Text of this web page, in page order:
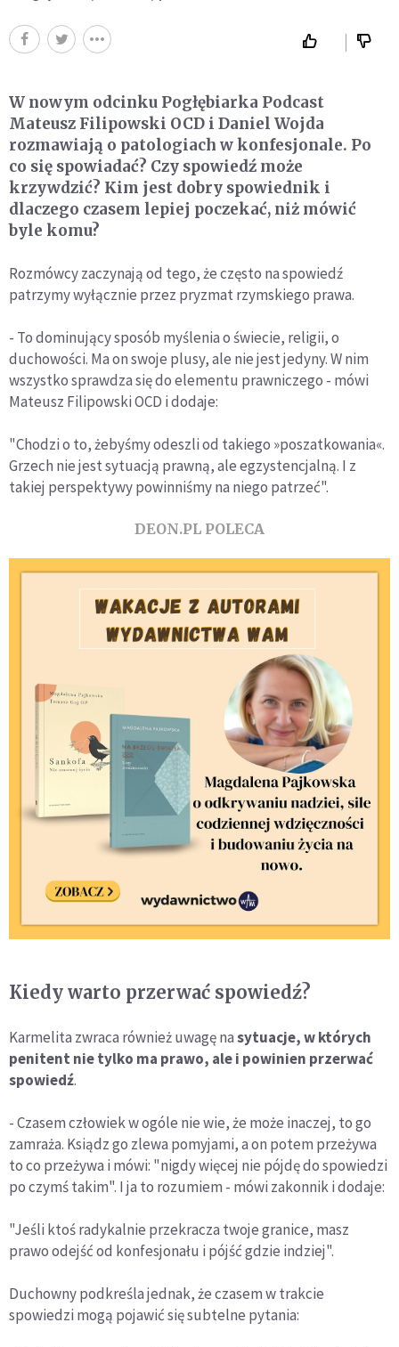
W nowym odcinku Pogłębiarka Podcast
Mateusz Filipowski OCD i Daniel Wojda
rozmawiają o patologiach w konfesjonale. Po
co się spowiadać? Czy spowiedź może
krzywdzić? Kim jest dobry spowiednik i
dlaczego czasem lepiej poczekać, niż mówić
byle komu?
Rozmówcy zaczynają od tego, że często na spowiedź
patrzymy wyłącznie przez pryzmat rzymskiego prawa.
- To dominujący sposób myślenia o świecie, religii, o
duchowości. Ma on swoje plusy, ale nie jest jedyny. W nim
wszystko sprawdza się do elementu prawniczego - mówi
Mateusz Filipowski OCD i dodaje:
"Chodzi o to, żebyśmy odeszli od takiego »poszatkowania«.
Grzech nie jest sytuacją prawną, ale egzystencjalną. I z
takiej perspektywy powinniśmy na niego patrzeć".
DEON.PL POLECA
Kiedy warto przerwać spowiedź?
Karmelita zwraca również uwagę nasytuacje, w których
penitent nie tylko ma prawo, ale i powinien przerwać
spowiedź.
- Czasem człowiek w ogóle nie wie, że może inaczej, to go
zamraża. Ksiądz go zlewa pomyjami, a on potem przeżywa
to co przeżywa i mówi: "nigdy więcej nie pójdę do spowiedzi
po czymś takim". I ja to rozumiem - mówi zakonnik i dodaje:
"Jeśli ktoś radykalnie przekracza twoje granice, masz
prawo odejść od konfesjonału i pójść gdzie indziej".
Duchowny podkreśla jednak, że czasem w trakcie
spowiedzi mogą pojawić się subtelne pytania: